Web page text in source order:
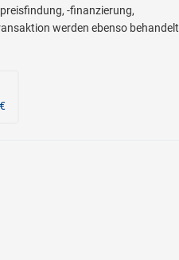
-finanzierung,
werden ebenso behandelt